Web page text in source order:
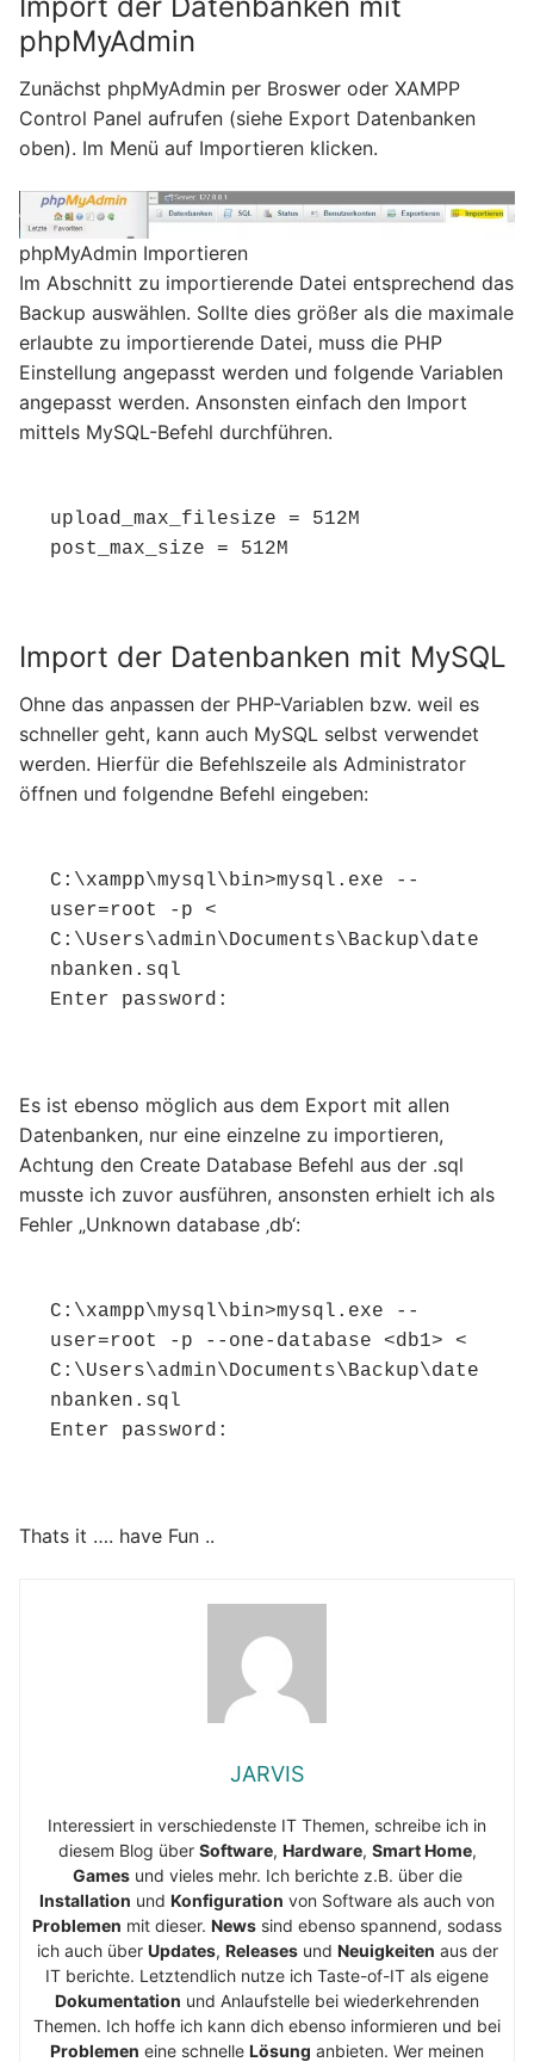
Import der Datenbanken mit
phpMyAdmin
Zunächst phpMyAdmin per Broswer oder XAMPP
Control Panel aufrufen (siehe Export Datenbanken
oben). Im Menü auf Importieren klicken.
phpMyAdmin Importieren
Im Abschnitt zu importierende Datei entsprechend das
Backup auswählen. Sollte dies größer als die maximale
erlaubte zu importierende Datei, muss die PHP
Einstellung angepasst werden und folgende Variablen
angepasst werden. Ansonsten einfach den Import
mittels MySQL-Befehl durchführen.
upload_max_filesize = 512M
post_max_size = 512M
Import der Datenbanken mit MySQL
Ohne das anpassen der PHP-Variablen bzw. weil es
schneller geht, kann auch MySQL selbst verwendet
werden. Hierfür die Befehlszeile als Administrator
öffnen und folgendne Befehl eingeben:
C:\xampp\mysql\bin>mysql.exe --
user=root -p <
C:\Users\admin\Documents\Backup\date
nbanken.sql
Enter password:
Es ist ebenso möglich aus dem Export mit allen
Datenbanken, nur eine einzelne zu importieren,
Achtung den Create Database Befehl aus der .sql
musste ich zuvor ausführen, ansonsten erhielt ich als
Fehler „Unknown database ‚db‘:
C:\xampp\mysql\bin>mysql.exe --
user=root -p --one-database <db1> <
C:\Users\admin\Documents\Backup\date
nbanken.sql
Enter password:
Thats it …. have Fun ..
JARVIS
Interessiert in verschiedenste IT Themen, schreibe ich in
diesem Blog über Software, Hardware, Smart Home,
Gamesund vieles mehr. Ich berichte z.B. über die
Installation und Konfiguration von Software als auch von
Problemen mit dieser. News sind ebenso spannend, sodass
ich auch über Updates, Releasesund Neuigkeiten aus der
IT berichte. Letztendlich nutze ich Taste-of-IT als eigene
Dokumentation und Anlaufstelle bei wiederkehrenden
Themen. Ich hoffe ich kann dich ebenso informieren und bei
Problemen eine schnelle Lösung anbieten. Wer meinen